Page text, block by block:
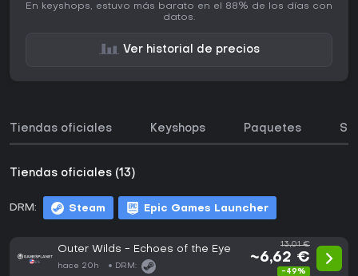
En keyshops, estuvo más barato en el 88% de los días con
datos.
Ver historial de precios
Tiendas oficiales Keyshops Paquetes
Tiendas oficiales (13)
DRM: Steam Epic Games Launcher
Outer Wilds - Echoes of the Eye
hace 20h DRM:
13,01 €
~6,62 €
-49%